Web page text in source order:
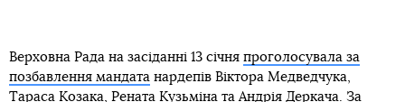
Верховна Рада на засіданні 13 січня проголосувала за
позбавлення мандата нардепів Віктора Медведчука,
Тараса Козака, Рената Кузьміна та Андрія Деркача. За